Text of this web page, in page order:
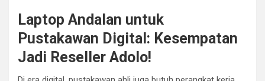
Laptop Andalan untuk
Pustakawan Digital: Kesempatan
Jadi Reseller Adolo!